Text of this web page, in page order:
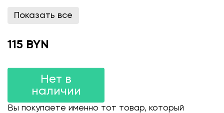
Показать все
115 BYN
Нет в
наличии
Вы покупаете именно тот товар, который